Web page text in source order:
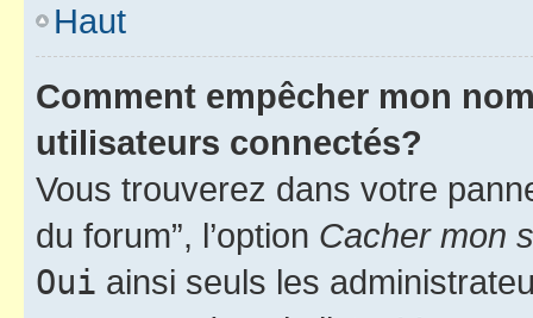
Haut
Comment empêcher mon
utilisateurs connectés?
Vous trouverez dans votre
du forum”, l’option Cacher mon
Oui ainsi seuls les